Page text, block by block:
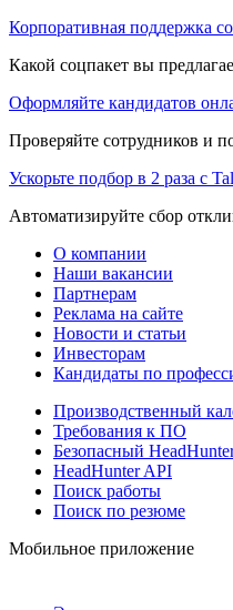
Корпоративная поддержка
Какой соцпакет вы
Оформляйте кандидатов
Проверяйте сотрудников и
Ускорьте подбор в 2 раза с
Автоматизируйте сбор
О компании
Наши вакансии
Партнерам
Реклама на сайте
Новости и статьи
Инвесторам
Кандидаты по
Производственный
Требования к ПО
Безопасный
HeadHunter API
Поиск работы
Поиск по резюме
Мобильное приложение